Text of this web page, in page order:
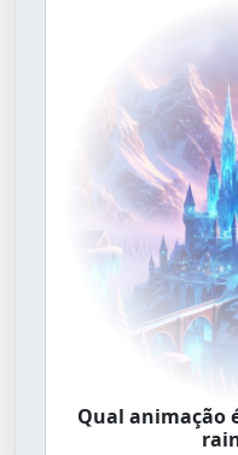
Qual animação